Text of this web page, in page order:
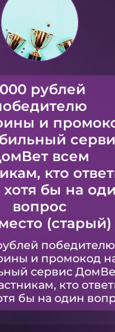
рублей
и
всем
кто
хотя бы на
вопрос
(старый)
победителю
и промокод
сервис
кто
бы на один